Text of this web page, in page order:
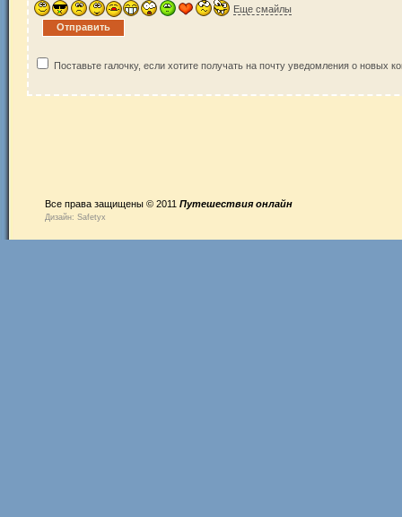
Еще смайлы
Поставьте галочку, если хотите получать на почту уведомления о новых
Все права защищены © 2011 Путешествия онлайн
Дизайн: Safetyx